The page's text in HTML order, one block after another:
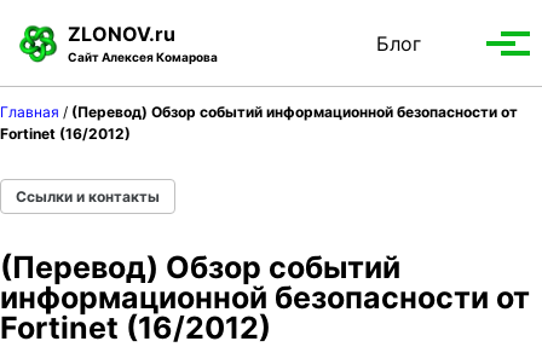
p
t
p
r
m
a
r
p
t
c
o
n
t
e
n
p
t
f
o
o
t
e
r
ZLONOV.ru
Сайт Алексея Комарова
Блог
Toggle
Главная / (Перевод) Обзор событий информационной безопасности от
Fortinet (16/2012)
Ссылки и контакты
(Перевод) Обзор событий
информационной безопасности от
Fortinet (16/2012)